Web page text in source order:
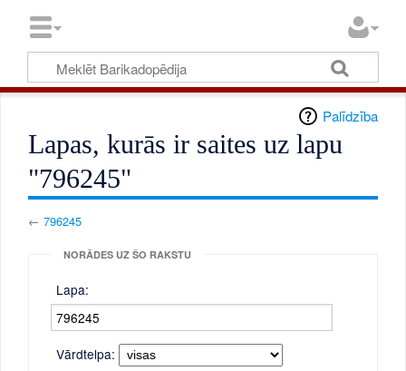
Palīdzība
Lapas, kurās ir saites uz lapu
"796245"
←796245
NORĀDES UZ ŠO RAKSTU
Lapa:
Vārdtelpa: